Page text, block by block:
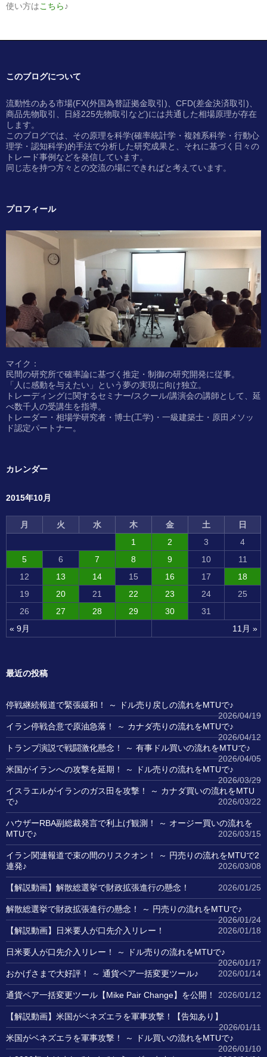
使い方はこちら♪
このブログについて
流動性のある市場(FX(外国為替証拠金取引)、CFD(差金決済取引)、
商品先物取引、日経225先物取引など)には共通した相場原理が存在
します。
このブログでは、その原理を科学(確率統計学・複雑系科学・行動心
理学・認知科学)的手法で分析した研究成果と、それに基づく日々の
トレード事例などを発信しています。
同じ志を持つ方々との交流の場にできればと考えています。
プロフィール
マイク：
民間の研究所で確率論に基づく推定・制御の研究開発に従事。
「人に感動を与えたい」という夢の実現に向け独立。
トレーディングに関するセミナー/スクール/講演会の講師として、延
べ数千人の受講生を指導。
トレーダー・相場学研究者・博士(工学)・一級建築士・原田メソッ
ド認定パートナー。
カレンダー
2015年10月
月 火 水 木 金 土 日
« 9月 11月 »
1 2 3
4
5
6 7 8 9 10
11
12
13 14 15 16 17
18
19
20 21 22 23 24
25
26
27 28 29 30 31
最近の投稿
停戦継続報道で緊張緩和！ ～ ドル売り戻しの流れをMTUで♪
2026/04/19
イラン停戦合意で原油急落！ ～ カナダ売りの流れをMTUで♪
2026/04/12
トランプ演説で戦闘激化懸念！ ～ 有事ドル買いの流れをMTUで♪
2026/04/05
米国がイランへの攻撃を延期！ ～ ドル売りの流れをMTUで♪
2026/03/29
イスラエルがイランのガス田を攻撃！ ～ カナダ買いの流れをMTU
で♪
2026/03/22
ハウザーRBA副総裁発言で利上げ観測！ ～ オージー買いの流れを
MTUで♪
2026/03/15
イラン関連報道で束の間のリスクオン！ ～ 円売りの流れをMTUで2
連発♪
2026/03/08
【解説動画】解散総選挙で財政拡張進行の懸念！ 2026/01/25
解散総選挙で財政拡張進行の懸念！ ～ 円売りの流れをMTUで♪
2026/01/24
【解説動画】日米要人が口先介入リレー！
2026/01/18
日米要人が口先介入リレー！ ～ ドル売りの流れをMTUで♪
2026/01/17
おかげさまで大好評！ ～ 通貨ペア一括変更ツール♪
2026/01/14
通貨ペア一括変更ツール【Mike Pair Change】を公開！ 2026/01/12
【解説動画】米国がベネズエラを軍事攻撃！【告知あり】
2026/01/11
米国がベネズエラを軍事攻撃！ ～ ドル買いの流れをMTUで♪
2026/01/10